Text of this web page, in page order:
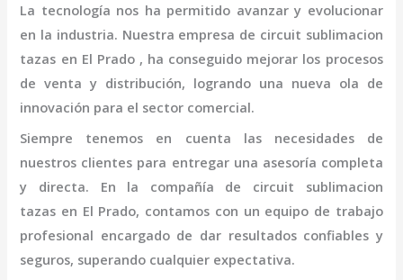
La tecnología nos ha permitido avanzar y evolucionar
en la industria. Nuestra empresa de circuit sublimacion
tazas en El Prado , ha conseguido mejorar los procesos
de venta y distribución, logrando una nueva ola de
innovación para el sector comercial.
Siempre tenemos en cuenta las necesidades de
nuestros clientes para entregar una asesoría completa
y directa. En la compañía de circuit sublimacion
tazas en El Prado, contamos con un equipo de trabajo
profesional encargado de dar resultados confiables y
seguros, superando cualquier expectativa.